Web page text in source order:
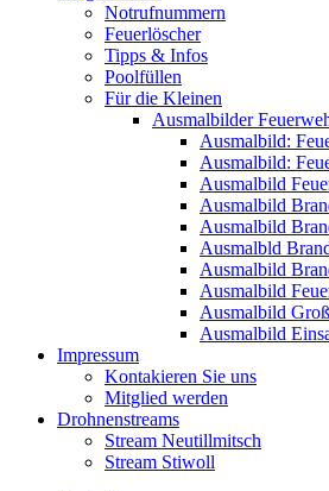
Notrufnummern
Feuerlöscher
Tipps & Infos
Poolfüllen
Für die Kleinen
Ausmalbilder
Ausmalbild:
Ausmalbild:
Ausmalbild
Ausmalbild
Ausmalbild
Ausmalbld
Ausmalbild
Ausmalbild
Ausmalbild
Ausmalbild
Impressum
Kontakieren Sie uns
Mitglied werden
Drohnenstreams
Stream Neutillmitsch
Stream Stiwoll